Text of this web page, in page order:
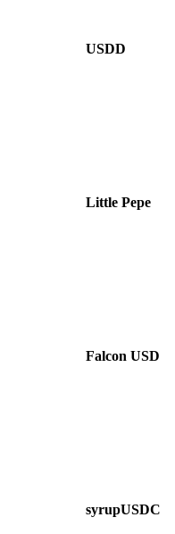
USDD
Little Pepe
Falcon USD
syrupUSDC